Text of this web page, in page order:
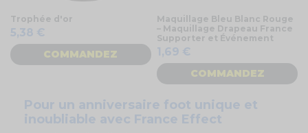
Trophée d'or
5,38 €
COMMANDEZ
Maquillage Bleu Blanc Rouge
– Maquillage Drapeau France
Supporter et Événement
1,69 €
COMMANDEZ
Pour un anniversaire foot unique et
inoubliable avec France Effect